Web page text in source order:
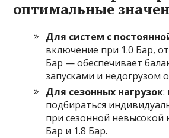
оптимальные
Для систем с
включение при 1.0 Бар,
Бар — обеспечивает
запусками и недогрузом
Для сезонных нагрузок:
подбираться
при сезонной невысокой
Бар и 1.8 Бар.